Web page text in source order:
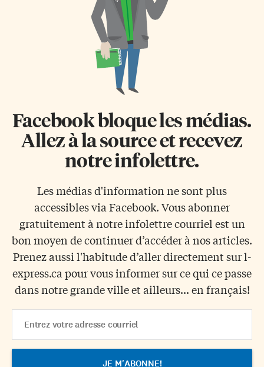
Facebook bloque les médias.
Allez à la source et recevez
notre infolettre.
Les médias d'information ne sont plus
accessibles via Facebook. Vous abonner
gratuitement à notre infolettre courriel est un
bon moyen de continuer d’accéder à nos articles.
Prenez aussi l'habitude d’aller directement sur l-
express.ca pour vous informer sur ce qui ce passe
dans notre grande ville et ailleurs... en français!
Address